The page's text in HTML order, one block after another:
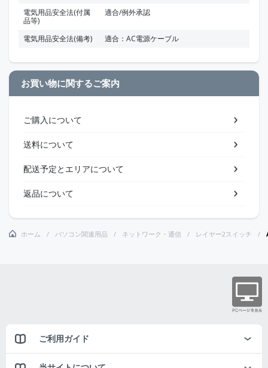
電気用品安全法(付属
品等)
適合/例外承認
電気用品安全法(備考) 適合：AC電源ケーブル
お買い物に関するご案内
ご購入について
送料について
配送予定とエリアについて
返品について
ホーム パソコン関連用品 ネットワーク・通信 レイヤー2スイッチ
ご利用ガイド